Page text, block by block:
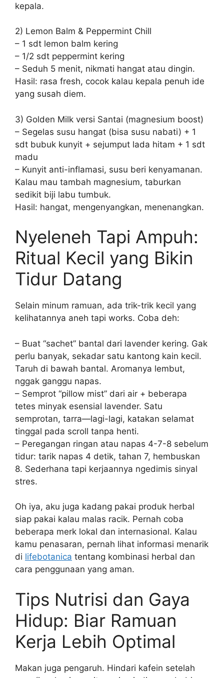
kepala.
2) Lemon Balm & Peppermint Chill
– 1 sdt lemon balm kering
– 1/2 sdt peppermint kering
– Seduh 5 menit, nikmati hangat atau dingin.
Hasil: rasa fresh, cocok kalau kepala penuh ide
yang susah diem.
3) Golden Milk versi Santai (magnesium boost)
– Segelas susu hangat (bisa susu nabati) + 1
sdt bubuk kunyit + sejumput lada hitam + 1 sdt
madu
– Kunyit anti-inflamasi, susu beri kenyamanan.
Kalau mau tambah magnesium, taburkan
sedikit biji labu tumbuk.
Hasil: hangat, mengenyangkan, menenangkan.
Nyeleneh Tapi Ampuh:
Ritual Kecil yang Bikin
Tidur Datang
Selain minum ramuan, ada trik-trik kecil yang
kelihatannya aneh tapi works. Coba deh:
– Buat “sachet” bantal dari lavender kering. Gak
perlu banyak, sekadar satu kantong kain kecil.
Taruh di bawah bantal. Aromanya lembut,
nggak ganggu napas.
– Semprot “pillow mist” dari air + beberapa
tetes minyak esensial lavender. Satu
semprotan, tarra—lagi-lagi, katakan selamat
tinggal pada scroll tanpa henti.
– Peregangan ringan atau napas 4-7-8 sebelum
tidur: tarik napas 4 detik, tahan 7, hembuskan
8. Sederhana tapi kerjaannya ngedimis sinyal
stres.
Oh iya, aku juga kadang pakai produk herbal
siap pakai kalau malas racik. Pernah coba
beberapa merk lokal dan internasional. Kalau
kamu penasaran, pernah lihat informasi menarik
di lifebotanica tentang kombinasi herbal dan
cara penggunaan yang aman.
Tips Nutrisi dan Gaya
Hidup: Biar Ramuan
Kerja Lebih Optimal
Makan juga pengaruh. Hindari kafein setelah